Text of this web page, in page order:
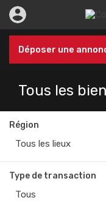
Déposer une
Tous les
Région
Tous les lieux
Type de transaction
Tous